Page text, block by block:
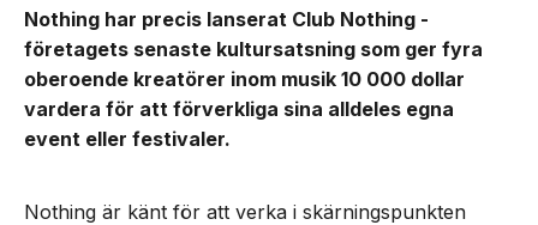
Nothing har precis lanserat Club Nothing -
företagets senaste kultursatsning som ger fyra
oberoende kreatörer inom musik 10 000 dollar
vardera för att förverkliga sina alldeles egna
event eller festivaler.
Nothing är känt för att verka i skärningspunkten